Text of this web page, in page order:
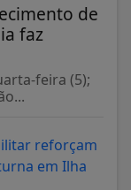
de
faz
feira (5);